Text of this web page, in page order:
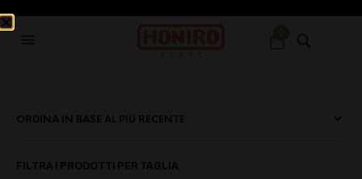
FILTRA I PRODOTTI PER TAGLIA